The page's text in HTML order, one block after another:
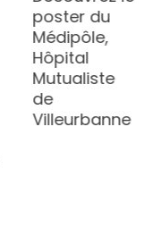
poster du
Médipôle,
Hôpital
Mutualiste
de
Villeurbanne